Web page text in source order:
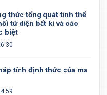
thức tổng quát tính thể
tứ diện bất kì và các
biệt
tính định thức của ma